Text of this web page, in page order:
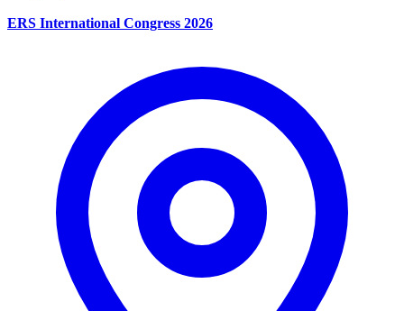
ERS International Congress 2026